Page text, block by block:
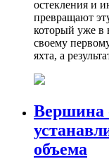
остекления и
превращают
который уже в
своему
яхта, а
Вершина
объема